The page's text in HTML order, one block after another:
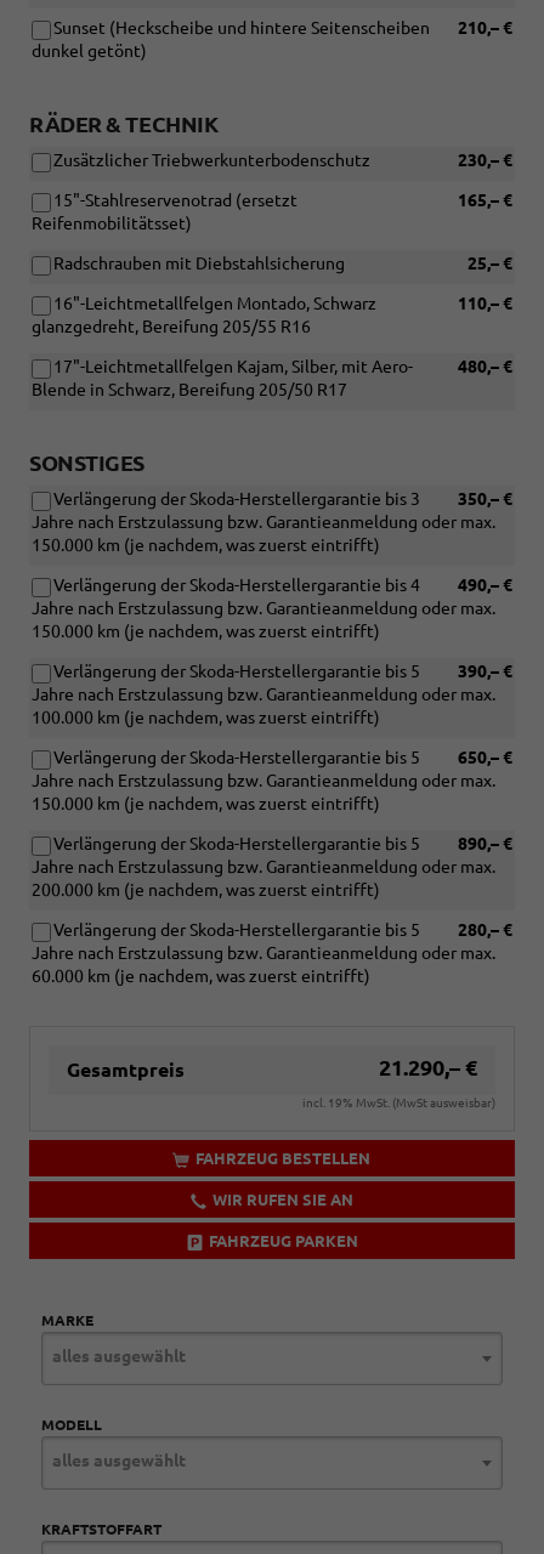
[1M6]
Verbindung210,– €
Sunset (Heckscheibe und hintere Seitenscheiben
dunkel getönt)
RÄDER & TECHNIK
230,– €
Zusätzlicher Triebwerkunterbodenschutz
165,– €
15"-Stahlreservenotrad (ersetzt
Reifenmobilitätsset)
25,– €
Radschrauben mit Diebstahlsicherung
110,– €
16"-Leichtmetallfelgen Montado, Schwarz
glanzgedreht, Bereifung 205/55 R16
480,– €
17"-Leichtmetallfelgen Kajam, Silber, mit Aero-
Blende in Schwarz, Bereifung 205/50 R17
SONSTIGES
350,– €
Verlängerung der Skoda-Herstellergarantie bis 3
Jahre nach Erstzulassung bzw. Garantieanmeldung oder max.
150.000 km (je nachdem, was zuerst eintrifft)
490,– €
Verlängerung der Skoda-Herstellergarantie bis 4
Jahre nach Erstzulassung bzw. Garantieanmeldung oder max.
150.000 km (je nachdem, was zuerst eintrifft)
390,– €
Verlängerung der Skoda-Herstellergarantie bis 5
Jahre nach Erstzulassung bzw. Garantieanmeldung oder max.
100.000 km (je nachdem, was zuerst eintrifft)
650,– €
Verlängerung der Skoda-Herstellergarantie bis 5
Jahre nach Erstzulassung bzw. Garantieanmeldung oder max.
150.000 km (je nachdem, was zuerst eintrifft)
890,– €
Verlängerung der Skoda-Herstellergarantie bis 5
Jahre nach Erstzulassung bzw. Garantieanmeldung oder max.
200.000 km (je nachdem, was zuerst eintrifft)
280,– €
Verlängerung der Skoda-Herstellergarantie bis 5
Jahre nach Erstzulassung bzw. Garantieanmeldung oder max.
60.000 km (je nachdem, was zuerst eintrifft)
Gesamtpreis 21.290,– €
incl. 19% MwSt. (MwSt ausweisbar)
FAHRZEUG BESTELLEN
WIR RUFEN SIE AN
FAHRZEUG PARKEN
MARKE
alles ausgewählt
MODELL
alles ausgewählt
KRAFTSTOFFART